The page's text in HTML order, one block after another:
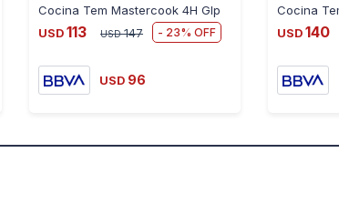
Cocina Tem Mastercook 4H Glp
USD 113 USD 147 23
USD 96
USD 140